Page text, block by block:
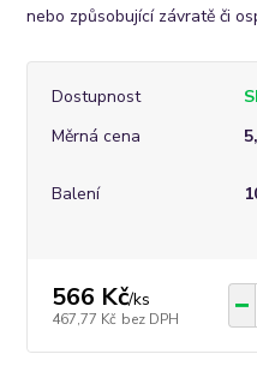
nebo způsobující závratě či
Dostupnost
Měrná cena
Balení
566 Kč/ks
467,77 Kč bez DPH